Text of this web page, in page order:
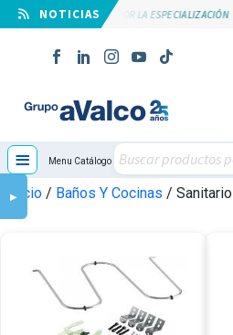
⠀NOTICIAS
SUYCAL 2000 APUESTA POR LA ESPECIALIZACIÓN
≡ Menu Catálogo
Inicio/ Baños Y Cocinas /
▶